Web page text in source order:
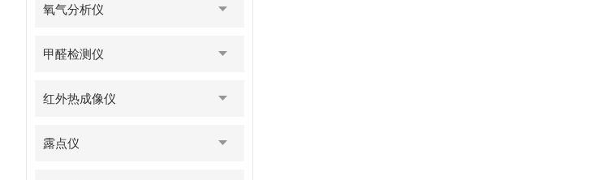
氧气分析仪
甲醛检测仪
红外热成像仪
露点仪